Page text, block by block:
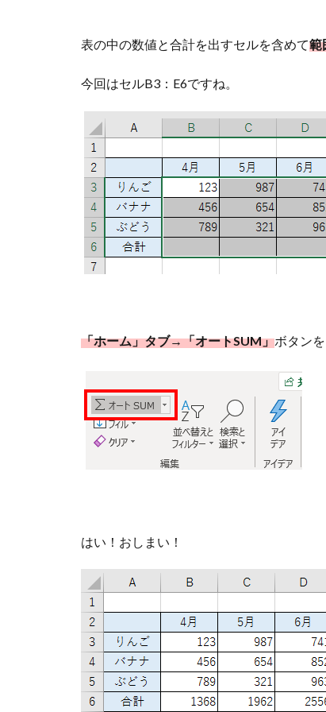
表の中の数値と合計を出すセルを含めて範
今回はセルB3：E6ですね。
「ホーム」タブ→「オートSUM」ボタン
はい！おしまい！